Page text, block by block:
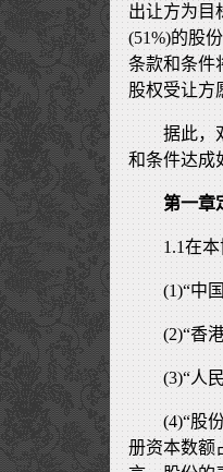
出让方为目
(51%)的股
条款和条件
股权受让方
据此，
和条件达成
第一章
1.1在
(1)“中
(2)“香
(3)“人
(4)“股
册资本数额